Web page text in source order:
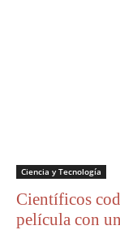
Ciencia y Tecnología
Científicos
película con